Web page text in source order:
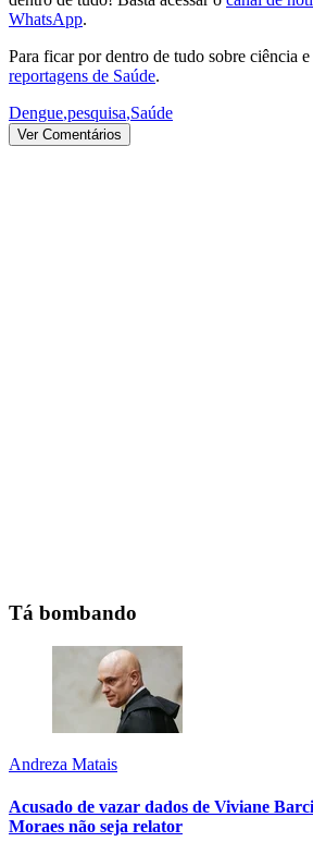
WhatsApp.
Para ficar por dentro de tudo sobre ciência
reportagens de Saúde.
Dengue,pesquisa,Saúde
Ver Comentários
Tá bombando
Andreza Matais
Acusado de vazar dados de Viviane
Moraes não seja relator